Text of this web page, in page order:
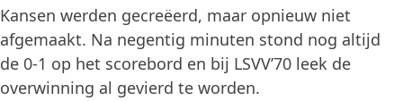
Kansen werden gecreëerd, maar opnieuw niet
afgemaakt. Na negentig minuten stond nog altijd
de 0-1 op het scorebord en bij LSVV’70 leek de
overwinning al gevierd te worden.